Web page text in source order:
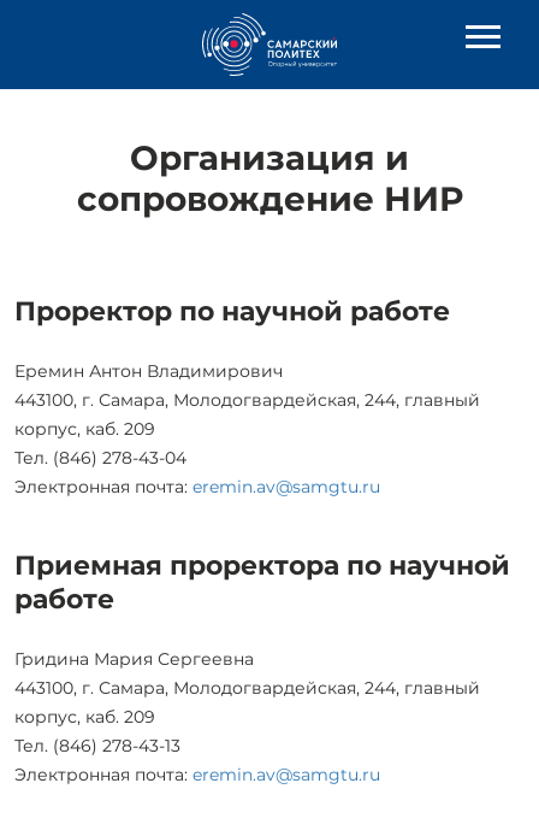
Организация и
сопровождение НИР
Проректор по научной работе
Еремин Антон Владимирович
443100, г. Самара, Молодогвардейская, 244, главный
корпус, каб. 209
Тел. (846) 278-43-04
Электронная почта: eremin.av@samgtu.ru
Приемная проректора по научной
работе
Гридина Мария Сергеевна
443100, г. Самара, Молодогвардейская, 244, главный
корпус, каб. 209
Тел. (846) 278-43-13
Электронная почта: eremin.av@samgtu.ru